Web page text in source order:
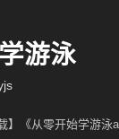
游泳
】《从零开始学游